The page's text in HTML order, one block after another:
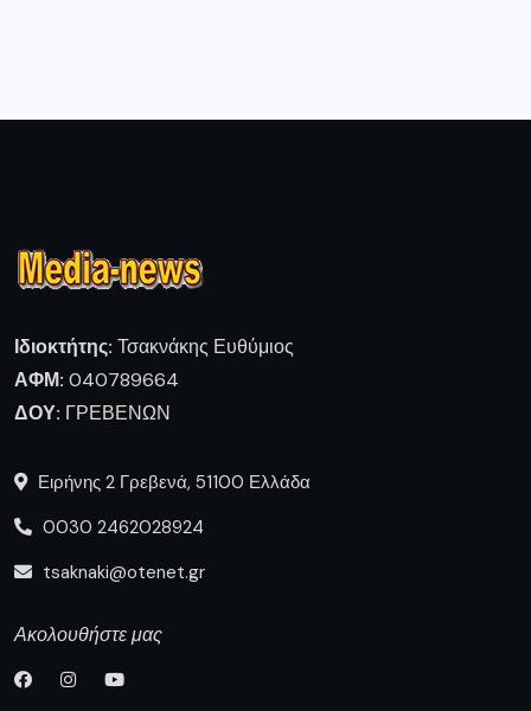
Ιδιοκτήτης: Τσακνάκης Ευθύμιος
ΑΦΜ: 040789664
ΔΟΥ: ΓΡΕΒΕΝΩΝ
Ειρήνης 2 Γρεβενά, 51100 Ελλάδα
0030 2462028924
tsaknaki@otenet.gr
Ακολουθήστε μας